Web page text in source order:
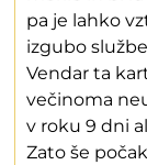
pa je lahko
izgubo
Vendar ta
večinoma
v roku 9 dni
Zato še